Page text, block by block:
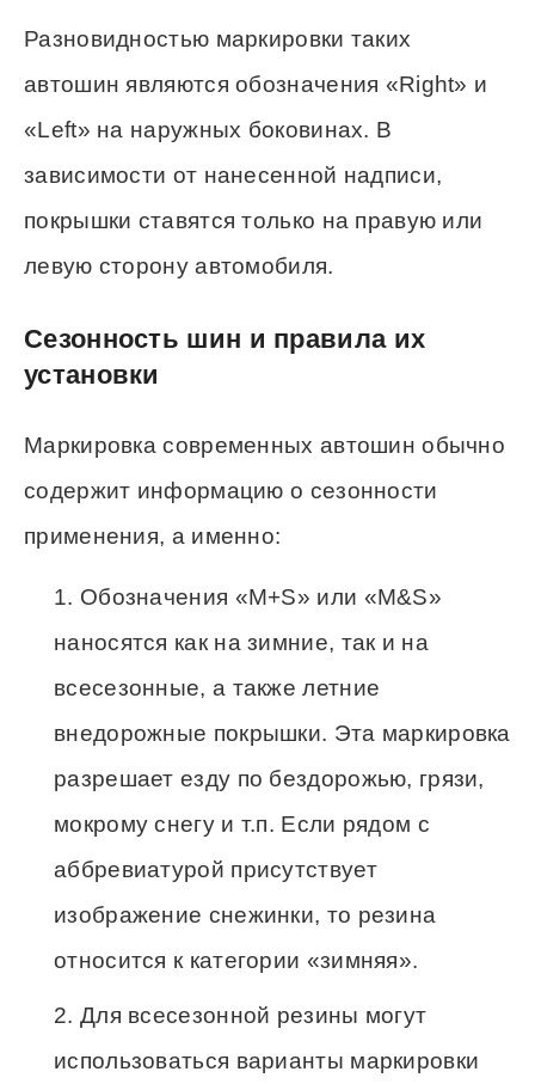
Разновидностью маркировки таких
автошин являются обозначения «Right» и
«Left» на наружных боковинах. В
зависимости от нанесенной надписи,
покрышки ставятся только на правую или
левую сторону автомобиля.
Сезонность шин и правила их
установки
Маркировка современных автошин обычно
содержит информацию о сезонности
применения, а именно:
Обозначения «M+S» или «M&S»
наносятся как на зимние, так и на
всесезонные, а также летние
внедорожные покрышки. Эта маркировка
разрешает езду по бездорожью, грязи,
мокрому снегу и т.п. Если рядом с
аббревиатурой присутствует
изображение снежинки, то резина
относится к категории «зимняя».
Для всесезонной резины могут
использоваться варианты маркировки